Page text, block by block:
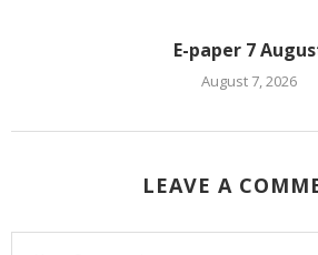
E-paper 7
August 7, 2026
LEAVE A